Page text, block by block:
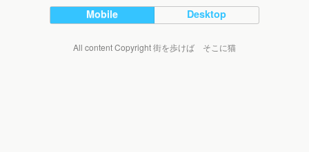
Mobile Desktop
All content Copyright 街を歩けば そこに猫